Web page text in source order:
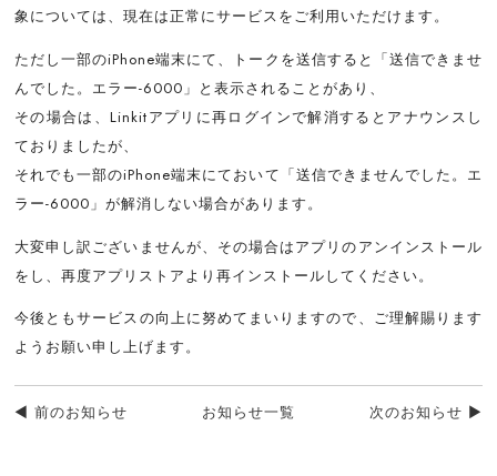
象については、現在は正常にサービスをご利用いただけます。
ただし一部のiPhone端末にて、トークを送信すると「送信できませ
んでした。エラー-6000」と表示されることがあり、
その場合は、Linkitアプリに再ログインで解消するとアナウンスし
ておりましたが、
それでも一部のiPhone端末にておいて「送信できませんでした。エ
ラー-6000」が解消しない場合があります。
大変申し訳ございませんが、その場合はアプリのアンインストール
をし、再度アプリストアより再インストールしてください。
今後ともサービスの向上に努めてまいりますので、ご理解賜ります
ようお願い申し上げます。
◄ 前のお知らせ お知らせ一覧 次のお知らせ ►